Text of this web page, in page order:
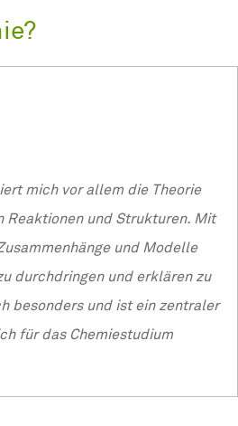
mich vor allem die Theorie
Reaktionen und Strukturen. Mit
und Modelle
durchdringen und erklären zu
besonders und ist ein zentraler
für das Chemiestudium